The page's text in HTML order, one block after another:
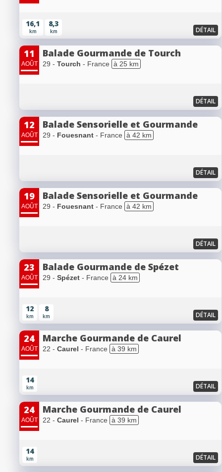
16,1
km
8,3
km DÉTAIL
11
AOÛT
Balade Gourmande de Tourch
29 - Tourch - France à 25 km
DÉTAIL
12
AOÛT
Balade Sensorielle et Gourmande
29 - Fouesnant - France à 42 km
DÉTAIL
19
AOÛT
Balade Sensorielle et Gourmande
29 - Fouesnant - France à 42 km
DÉTAIL
23
AOÛT
Balade Gourmande de Spézet
29 - Spézet - France à 24 km
12
km
8
km DÉTAIL
24
AOÛT
Marche Gourmande de Caurel
22 - Caurel - France à 39 km
14
km DÉTAIL
24
AOÛT
Marche Gourmande de Caurel
22 - Caurel - France à 39 km
14
km DÉTAIL